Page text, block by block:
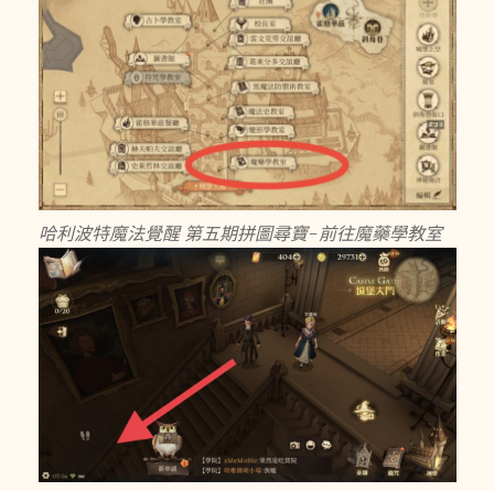
哈利波特魔法覺醒 第五期拼圖尋寶-前往魔藥學教室